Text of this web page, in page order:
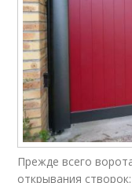
Прежде всего
открывания створок: